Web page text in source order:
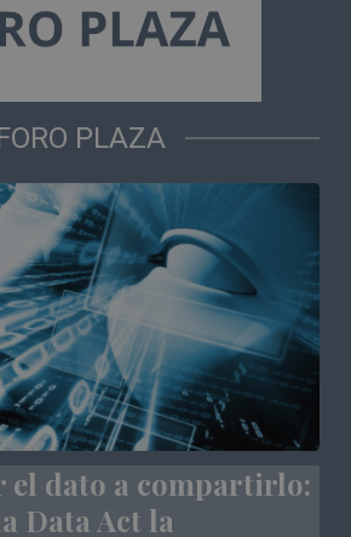
PLAZA
el dato a compartirlo:
Data Act la